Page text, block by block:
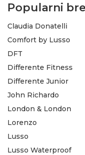
Popularni
Claudia Donatelli
Comfort by Lusso
DFT
Differente Fitness
Differente Junior
John Richardo
London & London
Lorenzo
Lusso
Lusso Waterproof